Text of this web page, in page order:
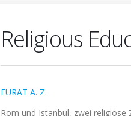
Religious
FURAT A. Z.
Rom und Istanbul, zwei